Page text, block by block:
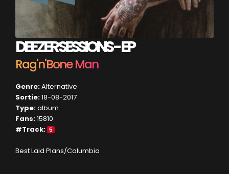
DEEZER SESSIONS - EP
Rag'n'Bone Man
Genre:Alternative
Sortie:18-08-2017
Type:album
Fans:15810
#Track: 5
Best Laid Plans/Columbia